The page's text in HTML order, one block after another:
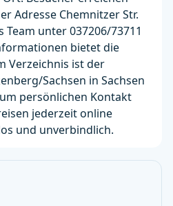
Adresse Chemnitzer Str.
Team unter 037206/73711
bietet die
Verzeichnis ist der
Sachsen in Sachsen
persönlichen Kontakt
jederzeit online
und unverbindlich.